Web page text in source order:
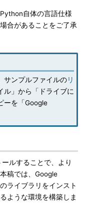
自体の言語仕様
合があることをご了承
サンプルファイルのリ
ル」から「ドライブに
ーを「Google
ルすることで、より
稿では、Google
ライブラリをインスト
ような環境を構築しま